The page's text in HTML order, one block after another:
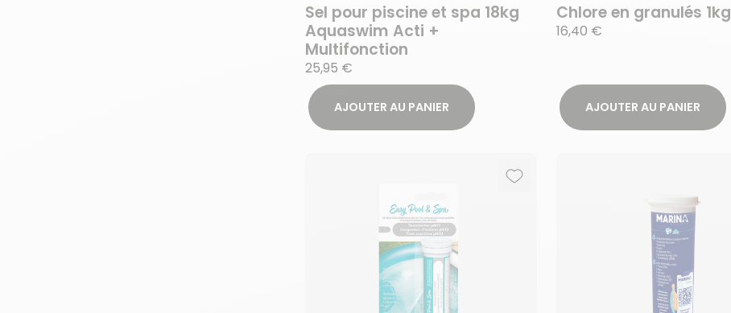
Sel pour piscine et spa 18kg
Aquaswim Acti +
Multifonction
25,95 €
AJOUTER AU PANIER
Chlore en granulés 1kg
16,40 €
AJOUTER AU PANIER
Ajouter aux favoris
Supprimer des favoris